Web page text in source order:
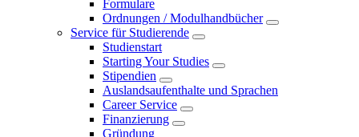
Formulare
Ordnungen / Modulhandbücher
Service für Studierende
Studienstart
Starting Your Studies
Stipendien
Auslandsaufenthalte und Sprachen
Career Service
Finanzierung
Gründung